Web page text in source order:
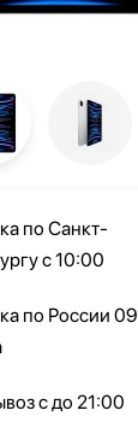
по Санкт-
с 10:00
по России 09
с до 21:00